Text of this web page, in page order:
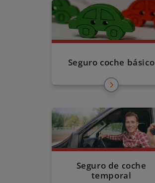
Seguro coche básico
Seguro de coche
temporal